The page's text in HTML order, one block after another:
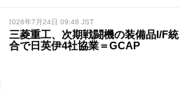
/ 2026年7月24日 09:46 JST
三菱重工、次期戦闘機の装備品I/F統
合で日英伊4社協業＝GCAP